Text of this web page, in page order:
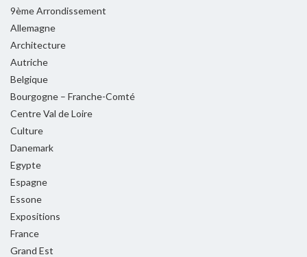
9ème Arrondissement
Allemagne
Architecture
Autriche
Belgique
Bourgogne – Franche-Comté
Centre Val de Loire
Culture
Danemark
Egypte
Espagne
Essone
Expositions
France
Grand Est